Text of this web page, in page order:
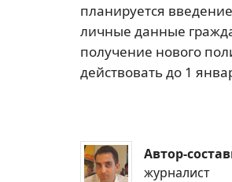
планируется введение
личные данные
получение нового
действовать до 1
Автор-
журналист